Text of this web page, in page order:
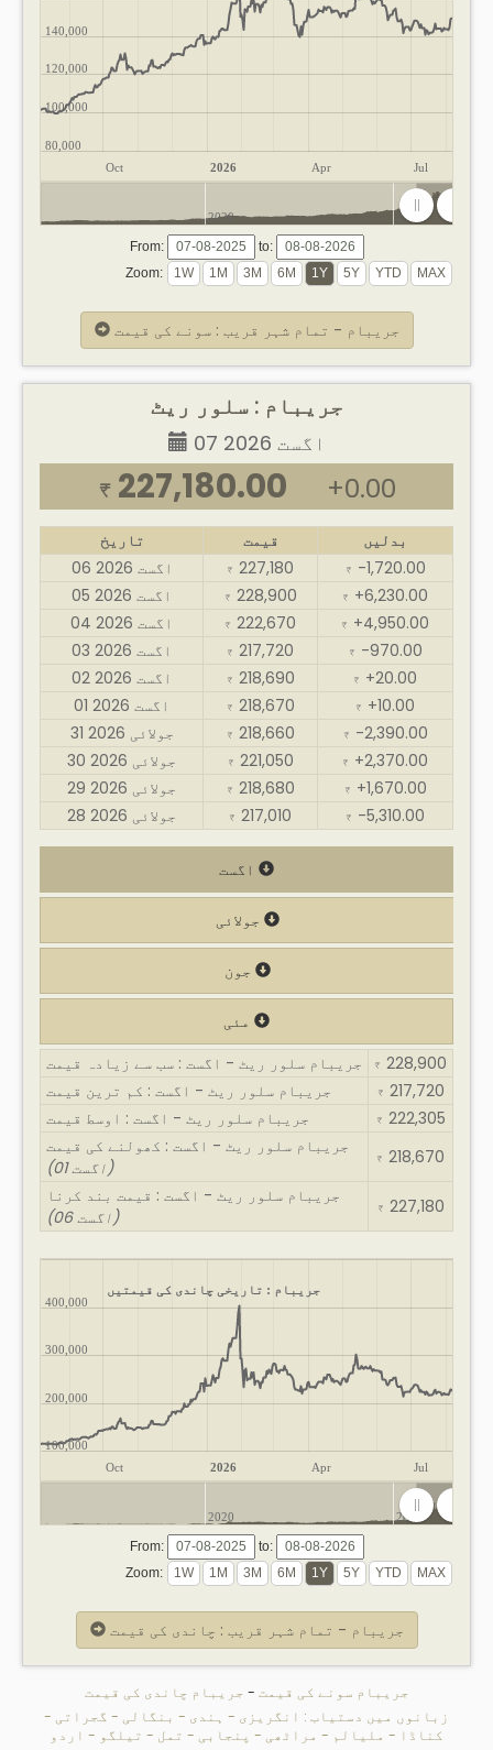
Oct 2026 Apr Jul
80,000
100,000
120,000
140,000
2020 2025
From:
to:
Zoom:
جریبام - تمام شہر قریب : سونے کی قیمت
جریبام : سلور ریٹ
07 اگست 2026
₹ 227,180.00 +0.00
تاریخ قیمت
بدلیں
06 اگست 2026
₹ 227,180 ₹ -1,720.00
05 اگست 2026
₹ 228,900 ₹ +6,230.00
04 اگست 2026
₹ 222,670 ₹ +4,950.00
03 اگست 2026
₹ 217,720 ₹ -970.00
02 اگست 2026
₹ 218,690 ₹ +20.00
01 اگست 2026
₹ 218,670 ₹ +10.00
31 جولائی 2026
₹ 218,660 ₹ -2,390.00
30 جولائی 2026
₹ 221,050 ₹ +2,370.00
29 جولائی 2026
₹ 218,680 ₹ +1,670.00
28 جولائی 2026
₹ 217,010 ₹ -5,310.00
جریبام سلور ریٹ - اگست : سب سے زیادہ قیمت
₹ 228,900
جریبام سلور ریٹ - اگست : کم ترین قیمت
₹ 217,720
جریبام سلور ریٹ - اگست : اوسط قیمت
₹ 222,305
جریبام سلور ریٹ - اگست : کھولنے کی قیمت
(01 اگست)
₹ 218,670
جریبام سلور ریٹ - اگست : قیمت بند کرنا
(06 اگست)
₹ 227,180
جریبام : تاریخی چاندی کی قیمتیں
Oct 2026 Apr Jul
100,000
200,000
300,000
400,000
2020 2025
From:
to:
Zoom:
جریبام - تمام شہر قریب : چاندی کی قیمت
جریبام سونے کی قیمت - جریبام چاندی کی قیمت
زبانوں میں دستیاب : انگریزی - ہندی - بنگالی - گجراتی -
کناڈا - ملیالم - مراٹھی - پنجابی - تمل - تیلگو - اردو